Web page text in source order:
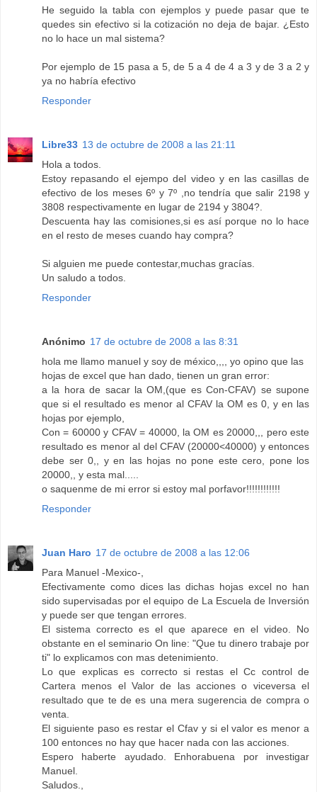
He seguido la tabla con ejemplos y puede pasar que te
quedes sin efectivo si la cotización no deja de bajar. ¿Esto
no lo hace un mal sistema?
Por ejemplo de 15 pasa a 5, de 5 a 4 de 4 a 3 y de 3 a 2 y
ya no habría efectivo
Responder
Libre33 13 de octubre de 2008 a las 21:11
Hola a todos.
Estoy repasando el ejempo del video y en las casillas de
efectivo de los meses 6º y 7º ,no tendría que salir 2198 y
3808 respectivamente en lugar de 2194 y 3804?.
Descuenta hay las comisiones,si es así porque no lo hace
en el resto de meses cuando hay compra?
Si alguien me puede contestar,muchas gracías.
Un saludo a todos.
Responder
Anónimo 17 de octubre de 2008 a las 8:31
hola me llamo manuel y soy de méxico,,,, yo opino que las
hojas de excel que han dado, tienen un gran error:
a la hora de sacar la OM,(que es Con-CFAV) se supone
que si el resultado es menor al CFAV la OM es 0, y en las
hojas por ejemplo,
Con = 60000 y CFAV = 40000, la OM es 20000,,, pero este
resultado es menor al del CFAV (20000<40000) y entonces
debe ser 0,, y en las hojas no pone este cero, pone los
20000,, y esta mal.....
o saquenme de mi error si estoy mal porfavor!!!!!!!!!!!!
Responder
Juan Haro 17 de octubre de 2008 a las 12:06
Para Manuel -Mexico-,
Efectivamente como dices las dichas hojas excel no han
sido supervisadas por el equipo de La Escuela de Inversión
y puede ser que tengan errores.
El sistema correcto es el que aparece en el video. No
obstante en el seminario On line: "Que tu dinero trabaje por
ti" lo explicamos con mas detenimiento.
Lo que explicas es correcto si restas el Cc control de
Cartera menos el Valor de las acciones o viceversa el
resultado que te de es una mera sugerencia de compra o
venta.
El siguiente paso es restar el Cfav y si el valor es menor a
100 entonces no hay que hacer nada con las acciones.
Espero haberte ayudado. Enhorabuena por investigar
Manuel.
Saludos.,